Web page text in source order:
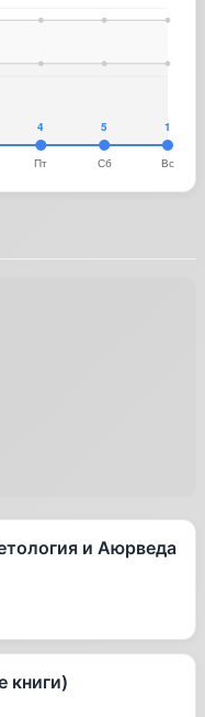
и Аюрведа
книги)